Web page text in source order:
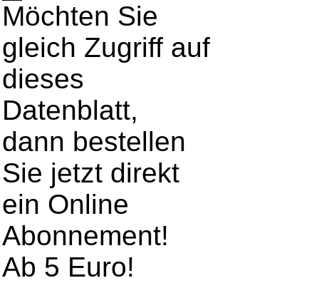
Möchten Sie
gleich Zugriff auf
dieses
Datenblatt,
dann bestellen
Sie jetzt direkt
ein Online
Abonnement!
Ab 5 Euro!